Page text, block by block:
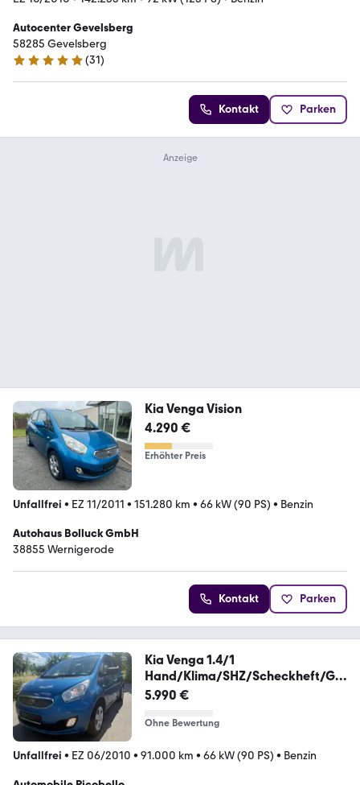
Autocenter Gevelsberg
58285 Gevelsberg
5 Sterne
(31)
Kontakt Parken
Kia Venga Vision
4.290 €
Erhöhter Preis
Unfallfrei • EZ 11/2011 • 151.280 km • 66 kW (90 PS) • Benzin
Autohaus Bolluck GmbH
38855 Wernigerode
Kontakt Parken
Kia Venga 1.4/1
Hand/Klima/SHZ/Scheckheft/Ga
rantie
5.990 €
Ohne Bewertung
Unfallfrei • EZ 06/2010 • 91.000 km • 66 kW (90 PS) • Benzin